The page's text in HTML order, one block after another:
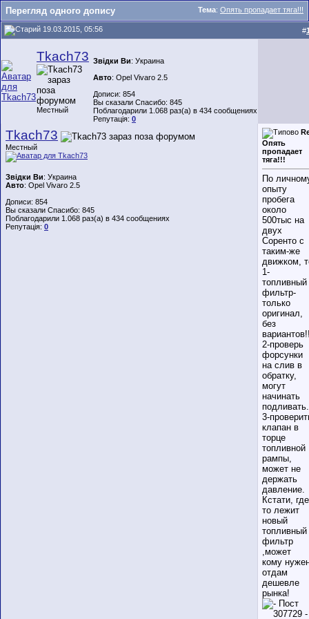
Тема: Опять пропадает тяга!!!
Перегляд одного допису
19.03.2015, 05:56 #
Tkach73
Местный
Звідки Ви: Украина
Авто: Opel Vivaro 2.5
Дописи: 854
Вы сказали Спасибо: 845
Поблагодарили 1.068 раз(а) в 434 сообщениях
Репутація: 0
Tkach73
Местный
Звідки Ви: Украина
Авто: Opel Vivaro 2.5
Дописи: 854
Вы сказали Спасибо: 845
Поблагодарили 1.068 раз(а) в 434 сообщениях
Репутація: 0
Опять
пропадает
тяга!!!
По
опыту
пробега
около
500тыс на
двух
Соренто с
таким-же
движком,
1-
топливный
фильтр-
только
оригинал,
без
2-проверь
форсунки
на слив в
обратку,
могут
начинать
подливать.
3-
клапан в
торце
топливной
рампы,
может не
держать
давление.
Кстати,
то лежит
новый
топливный
фильтр
,может
кому
отдам
дешевле
рынка!